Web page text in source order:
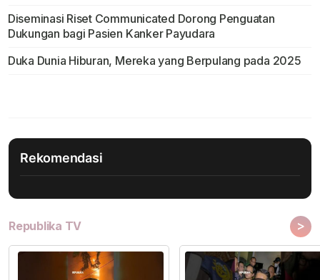
Diseminasi Riset Communicated Dorong Penguatan
Dukungan bagi Pasien Kanker Payudara
Duka Dunia Hiburan, Mereka yang Berpulang pada 2025
Rekomendasi
Republika TV >